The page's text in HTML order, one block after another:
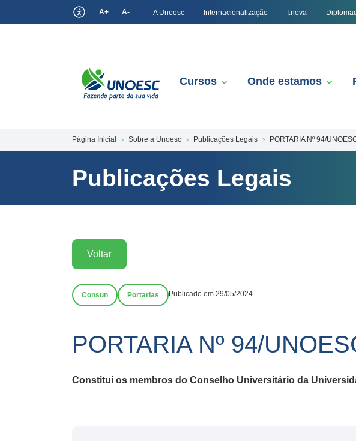
A+ A- A Unoesc Internacionalização I.nova
Cursos Onde estamos
Página Inicial Sobre a Unoesc Publicações Legais PORTARIA Nº 94/
Publicações Legais
Voltar
Consun Portarias Publicado em 29/05/2024
PORTARIA Nº 94/
Constitui os membros do Conselho Universitário da